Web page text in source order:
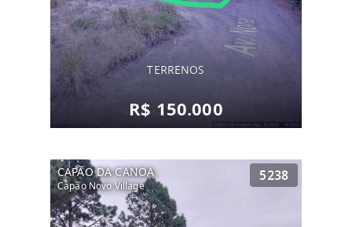
TERRENOS
R$ 150.000
CAPÃO DA CANOA
Capão Novo Village
5238